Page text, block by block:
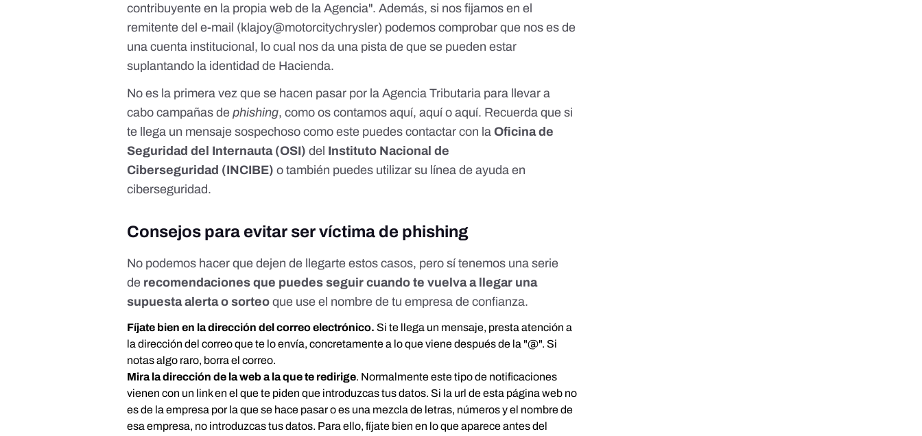
contribuyente en la propia web de la Agencia". Además, si nos fijamos en el
remitente del e-mail (klajoy@motorcitychrysler) podemos comprobar que nos es de
una cuenta institucional, lo cual nos da una pista de que se pueden estar
suplantando la identidad de Hacienda.
No es la primera vez que se hacen pasar por la Agencia Tributaria para llevar a
cabo campañas dephishing, como os contamosaquí,aquíoaquí. Recuerda que si
te llega un mensaje sospechoso como este puedes contactar con laOficina de
Seguridad del Internauta(OSI) del Instituto Nacional de
Ciberseguridad (INCIBE) o también puedes utilizar su línea de ayuda en
ciberseguridad.
Consejos para evitar ser víctima de phishing
No podemos hacer que dejen de llegarte estos casos, pero sí tenemos una serie
de recomendaciones que puedes seguir cuando te vuelva a llegar una
supuesta alerta o sorteo que use el nombre de tu empresa de confianza.
Fíjate bien en la dirección del correo electrónico. Si te llega un mensaje, presta atención a
la dirección del correo que te lo envía, concretamente a lo que viene después de la "@". Si
notas algo raro, borra el correo.
Mira la dirección de la web a la que te redirige. Normalmente este tipo de notificaciones
vienen con un link en el que te piden que introduzcas tus datos. Si la url de esta página web no
es de la empresa por la que se hace pasar o es una mezcla de letras, números y el nombre de
esa empresa, no introduzcas tus datos. Para ello, fíjate bien en lo que aparece antes del